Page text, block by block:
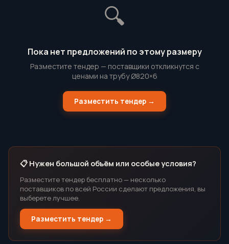
🔍
Пока нет предложений по этому размеру
Разместите тендер — поставщики откликнутся с
ценами на трубу Ø820×6
Разместить тендер →
📋 Нужен большой объём или особые условия?
Разместите тендер бесплатно — несколько
поставщиков по всей России сделают предложения, вы
выберете лучшее.
Разместить тендер →